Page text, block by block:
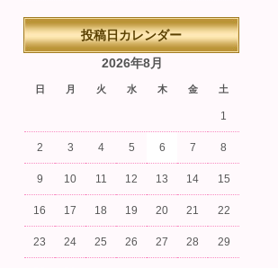
投稿日カレンダー
2026年8月
日 月 火 水 木 金 土
1
2 3 4 5 6 7 8
9 10 11 12 13 14 15
16 17 18 19 20 21 22
23 24 25 26 27 28 29